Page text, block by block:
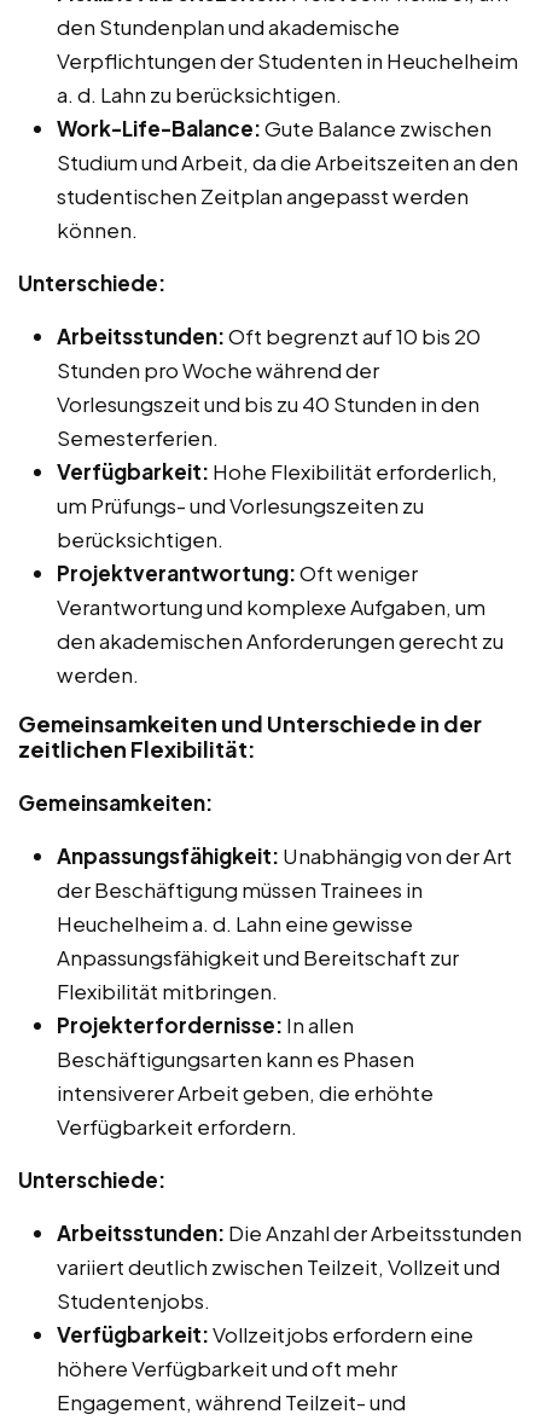
den Stundenplan und akademische
Verpflichtungen der Studenten in Heuchelheim
a. d. Lahn zu berücksichtigen.
Work-Life-Balance:Gute Balance zwischen
Studium und Arbeit, da die Arbeitszeiten an den
studentischen Zeitplan angepasst werden
können.
Unterschiede:
Arbeitsstunden:Oft begrenzt auf 10 bis 20
Stunden pro Woche während der
Vorlesungszeit und bis zu 40 Stunden in den
Semesterferien.
Verfügbarkeit: Hohe Flexibilität erforderlich,
um Prüfungs- und Vorlesungszeiten zu
berücksichtigen.
Projektverantwortung:Oft weniger
Verantwortung und komplexe Aufgaben, um
den akademischen Anforderungen gerecht zu
werden.
Gemeinsamkeiten und Unterschiede in der
zeitlichen Flexibilität:
Gemeinsamkeiten:
Anpassungsfähigkeit: Unabhängig von der Art
der Beschäftigung müssen Trainees in
Heuchelheim a. d. Lahn eine gewisse
Anpassungsfähigkeit und Bereitschaft zur
Flexibilität mitbringen.
Projekterfordernisse: In allen
Beschäftigungsarten kann es Phasen
intensiverer Arbeit geben, die erhöhte
Verfügbarkeit erfordern.
Unterschiede:
Arbeitsstunden: Die Anzahl der Arbeitsstunden
variiert deutlich zwischen Teilzeit, Vollzeit und
Studentenjobs.
Verfügbarkeit:Vollzeitjobs erfordern eine
höhere Verfügbarkeit und oft mehr
Engagement, während Teilzeit- und